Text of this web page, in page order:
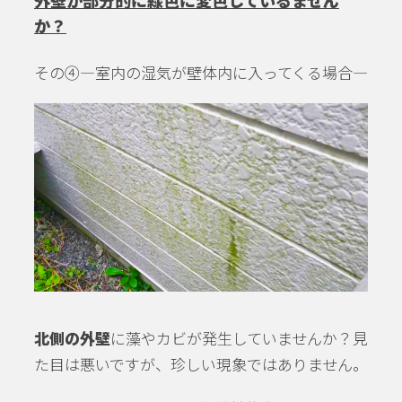
か？
その④―室内の湿気が壁体内に入ってくる場合―
北側の外壁に藻やカビが発生していませんか？見
た目は悪いですが、珍しい現象ではありません。